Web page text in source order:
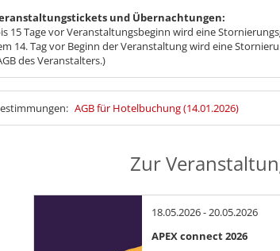
und Übernachtungen:
15 Tage vor Veranstaltungsbeginn wird eine
14. Tag vor Beginn der Veranstaltung wird eine
des Veranstalters.)
AGB für Hotelbuchung (14.01.2026)
Zur
18.05.2026 - 20.05.2026
APEX connect 2026